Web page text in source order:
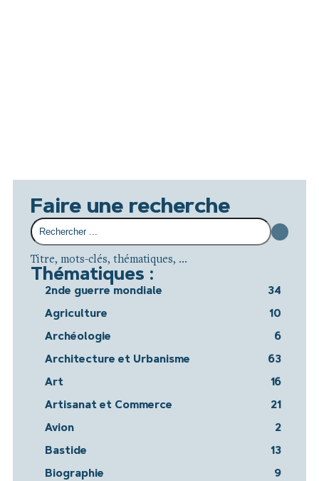
Faire une recherche
Titre, mots-clés, thématiques, ...
Thématiques :
2nde guerre mondiale 34
Agriculture 10
Archéologie 6
Architecture et Urbanisme 63
Art 16
Artisanat et Commerce 21
Avion 2
Bastide 13
Biographie 9